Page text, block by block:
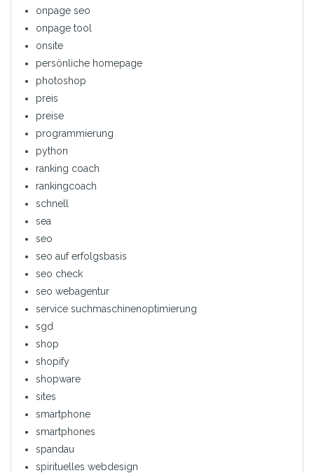
onpage seo
onpage tool
onsite
persönliche homepage
photoshop
preis
preise
programmierung
python
ranking coach
rankingcoach
schnell
sea
seo
seo auf erfolgsbasis
seo check
seo webagentur
service suchmaschinenoptimierung
sgd
shop
shopify
shopware
sites
smartphone
smartphones
spandau
spirituelles webdesign